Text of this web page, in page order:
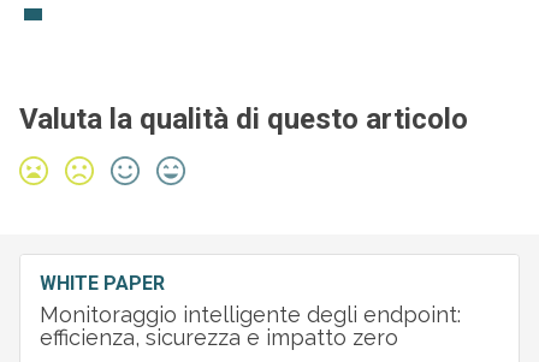
Valuta la qualità di questo articolo
WHITE PAPER
Monitoraggio intelligente degli endpoint:
efficienza, sicurezza e impatto zero